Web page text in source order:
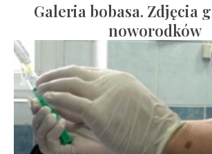
Galeria bobasa. Zdjęcia
noworodków